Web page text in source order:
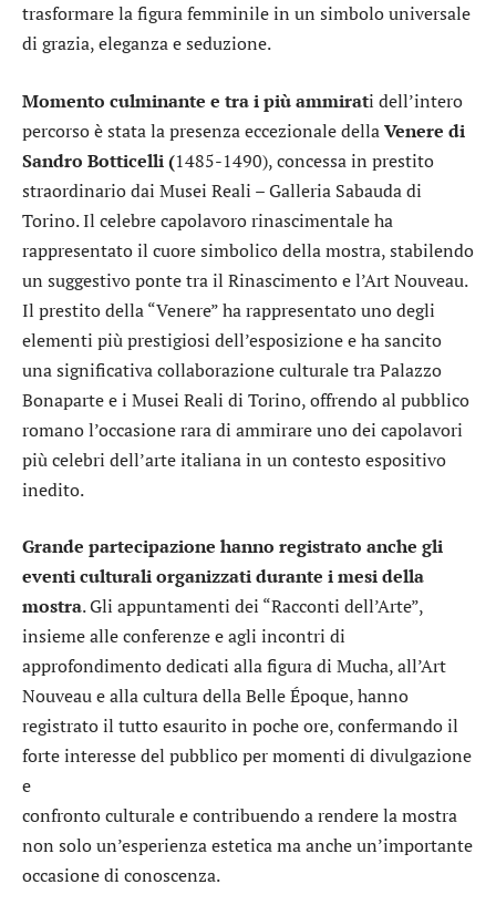
trasformare la figura femminile in un simbolo universale
di grazia, eleganza e seduzione.
Momento culminante e tra i più ammirati dell’intero
percorso è stata la presenza eccezionale dellaVenere di
Sandro Botticelli (1485-1490), concessa in prestito
straordinario dai Musei Reali – Galleria Sabauda di
Torino. Il celebre capolavoro rinascimentale ha
rappresentato il cuore simbolico della mostra, stabilendo
un suggestivo ponte tra il Rinascimento e l’Art Nouveau.
Il prestito della “Venere” ha rappresentato uno degli
elementi più prestigiosi dell’esposizione e ha sancito
una significativa collaborazione culturale tra Palazzo
Bonaparte e i Musei Reali di Torino, offrendo al pubblico
romano l’occasione rara di ammirare uno dei capolavori
più celebri dell’arte italiana in un contesto espositivo
inedito.
Grande partecipazione hanno registrato anche gli
eventi culturali organizzati durante i mesi della
mostra. Gli appuntamenti dei “Racconti dell’Arte”,
insieme alle conferenze e agli incontri di
approfondimento dedicati alla figura di Mucha, all’Art
Nouveau e alla cultura della Belle Époque, hanno
registrato il tutto esaurito in poche ore, confermando il
forte interesse del pubblico per momenti di divulgazione
e
confronto culturale e contribuendo a rendere la mostra
non solo un’esperienza estetica ma anche un’importante
occasione di conoscenza.